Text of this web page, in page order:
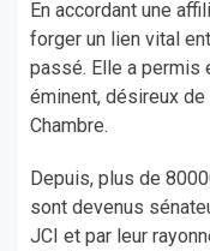
En accordant une
forger un lien vital
passé. Elle a permis
éminent, désireux
Chambre.
Depuis, plus de
sont devenus
JCI et par leur